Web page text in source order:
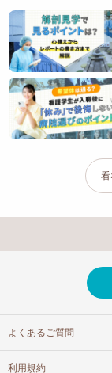
看
よくあるご質問
利用規約